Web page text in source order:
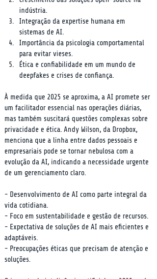
indústria.
Integração da expertise humana em
sistemas de AI.
Importância da psicologia comportamental
para evitar vieses.
Ética e confiabilidade em um mundo de
deepfakes e crises de confiança.
À medida que 2025 se aproxima, a AI promete ser
um facilitador essencial nas operações diárias,
mas também suscitará questões complexas sobre
privacidade e ética. Andy Wilson, da Dropbox,
menciona que a linha entre dados pessoais e
empresariais pode se tornar nebulosa com a
evolução da AI, indicando a necessidade urgente
de um gerenciamento claro.
- Desenvolvimento de AI como parte integral da
vida cotidiana.
- Foco em sustentabilidade e gestão de recursos.
- Expectativa de soluções de AI mais eficientes e
adaptáveis.
- Preocupações éticas que precisam de atenção e
soluções.